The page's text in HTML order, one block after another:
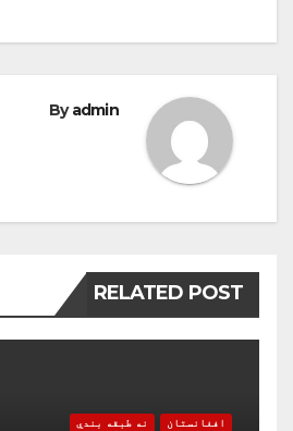
Byadmin
RELATED POST
افغانستان نه طبقه بندي